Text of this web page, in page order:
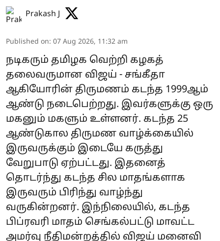
Prakash J
Published on: 07 Aug 2026, 11:32 am
நடிகரும் தமிழக வெற்றி கழகத்
தலைவருமான விஜய் - சங்கீதா
ஆகியோரின் திருமணம் கடந்த 1999ஆம்
ஆண்டு நடைபெற்றது. இவர்களுக்கு ஒரு
மகனும் மகளும் உள்ளனர். கடந்த 25
ஆண்டுகால திருமண வாழ்க்கையில்
இருவருக்கும் இடையே கருத்து
வேறுபாடு ஏற்பட்டது. இதனைத்
தொடர்ந்து கடந்த சில மாதங்களாக
இருவரும் பிரிந்து வாழ்ந்து
வருகின்றனர். இந்நிலையில், கடந்த
பிப்ரவரி மாதம் செங்கல்பட்டு மாவட்ட
அமர்வு நீதிமன்றத்தில் விஜய் மனைவி